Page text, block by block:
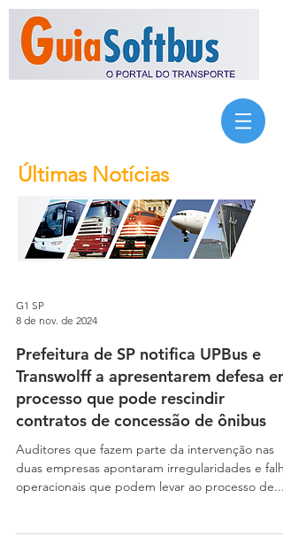
Últimas Notícias
G1 SP
8 de nov. de 2024
Prefeitura de SP notifica UPBus e
Transwolff a apresentarem defesa em
processo que pode rescindir
contratos de concessão de ônibus
Auditores que fazem parte da intervenção nas
duas empresas apontaram irregularidades e
operacionais que podem levar ao processo de...